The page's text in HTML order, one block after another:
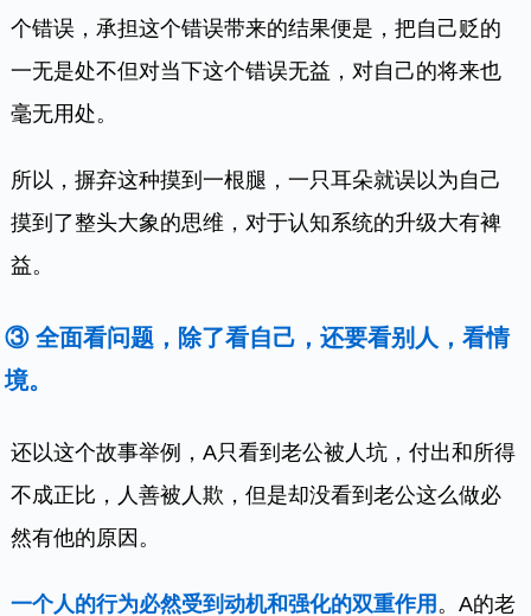
个错误，承担这个错误带来的结果便是，把自己贬的
一无是处不但对当下这个错误无益，对自己的将来也
毫无用处。
所以，摒弃这种摸到一根腿，一只耳朵就误以为自己
摸到了整头大象的思维，对于认知系统的升级大有裨
益。
③ 全面看问题，除了看自己，还要看别人，看情
境。
还以这个故事举例，A只看到老公被人坑，付出和所得
不成正比，人善被人欺，但是却没看到老公这么做必
然有他的原因。
一个人的行为必然受到动机和强化的双重作用 。A的老